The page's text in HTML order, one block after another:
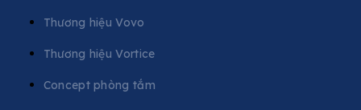
Thương hiệu Vovo
Thương hiệu Vortice
Concept phòng tắm